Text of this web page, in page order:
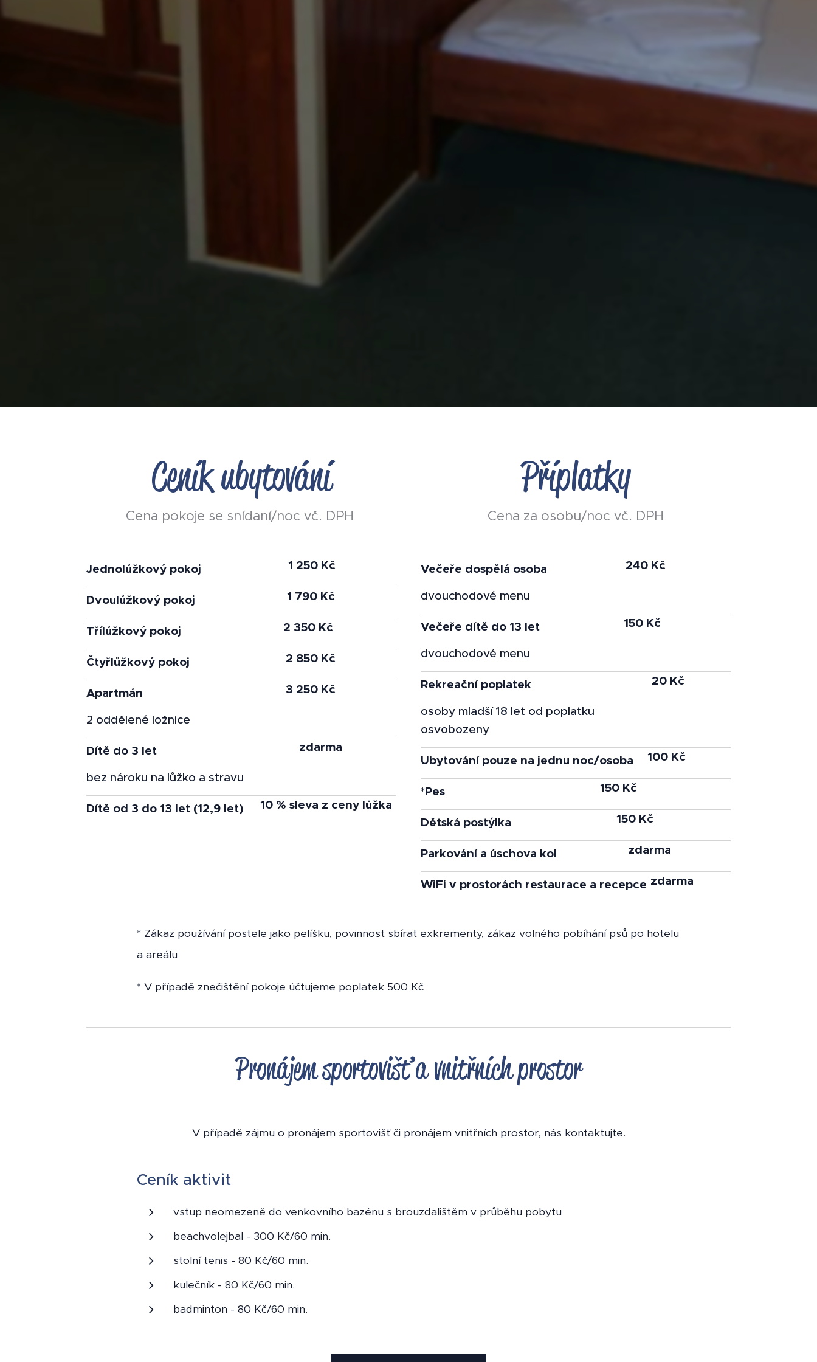
Ceník ubytování
Cena pokoje se snídaní/noc vč. DPH
Jednolůžkový pokoj 1 250 Kč
Dvoulůžkový pokoj 1 790 Kč
Třílůžkový pokoj 2 350 Kč
Čtyřlůžkový pokoj 2 850 Kč
Apartmán
2 oddělené ložnice
3 250 Kč
Dítě do 3 let
bez nároku na lůžko a stravu
zdarma
Dítě od 3 do 13 let (12,9 let) 10 % sleva z ceny lůžka
Příplatky
Cena za osobu/noc vč. DPH
Večeře dospělá osoba
dvouchodové menu
240 Kč
Večeře dítě do 13 let
dvouchodové menu
150 Kč
Rekreační poplatek
osoby mladší 18 let od poplatku
osvobozeny
20 Kč
Ubytování pouze na jednu noc/osoba 100 Kč
*Pes 150 Kč
Dětská postýlka 150 Kč
Parkování a úschova kol zdarma
WiFi v prostorách restaurace a recepce zdarma
* Zákaz používání postele jako pelíšku, povinnost sbírat exkrementy, zákaz volného pobíhání psů po hotelu
a areálu
* V případě znečištění pokoje účtujeme poplatek 500 Kč
Pronájem sportovišť a vnitřních prostor
V případě zájmu o pronájem sportovišť či pronájem vnitřních prostor, nás kontaktujte.
Ceník aktivit
vstup neomezeně do venkovního bazénu s brouzdalištěm v průběhu pobytu
beachvolejbal - 300 Kč/60 min.
stolní tenis - 80 Kč/60 min.
kulečník - 80 Kč/60 min.
badminton - 80 Kč/60 min.